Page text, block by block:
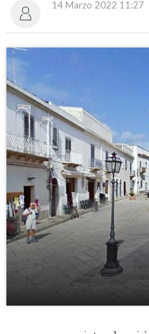
14 Marzo 2022 11:27